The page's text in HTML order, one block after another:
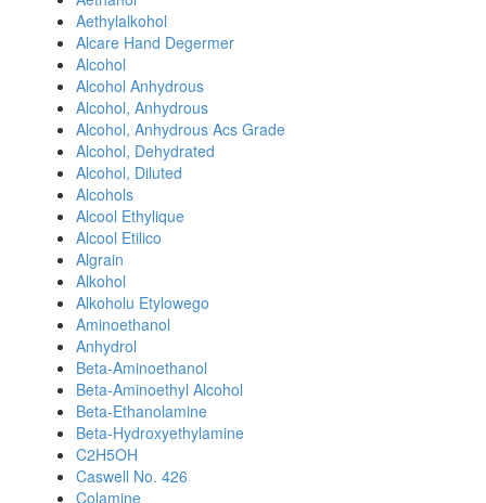
Aethylalkohol
Alcare Hand Degermer
Alcohol
Alcohol Anhydrous
Alcohol, Anhydrous
Alcohol, Anhydrous Acs Grade
Alcohol, Dehydrated
Alcohol, Diluted
Alcohols
Alcool Ethylique
Alcool Etilico
Algrain
Alkohol
Alkoholu Etylowego
Aminoethanol
Anhydrol
Beta-Aminoethanol
Beta-Aminoethyl Alcohol
Beta-Ethanolamine
Beta-Hydroxyethylamine
C2H5OH
Caswell No. 426
Colamine